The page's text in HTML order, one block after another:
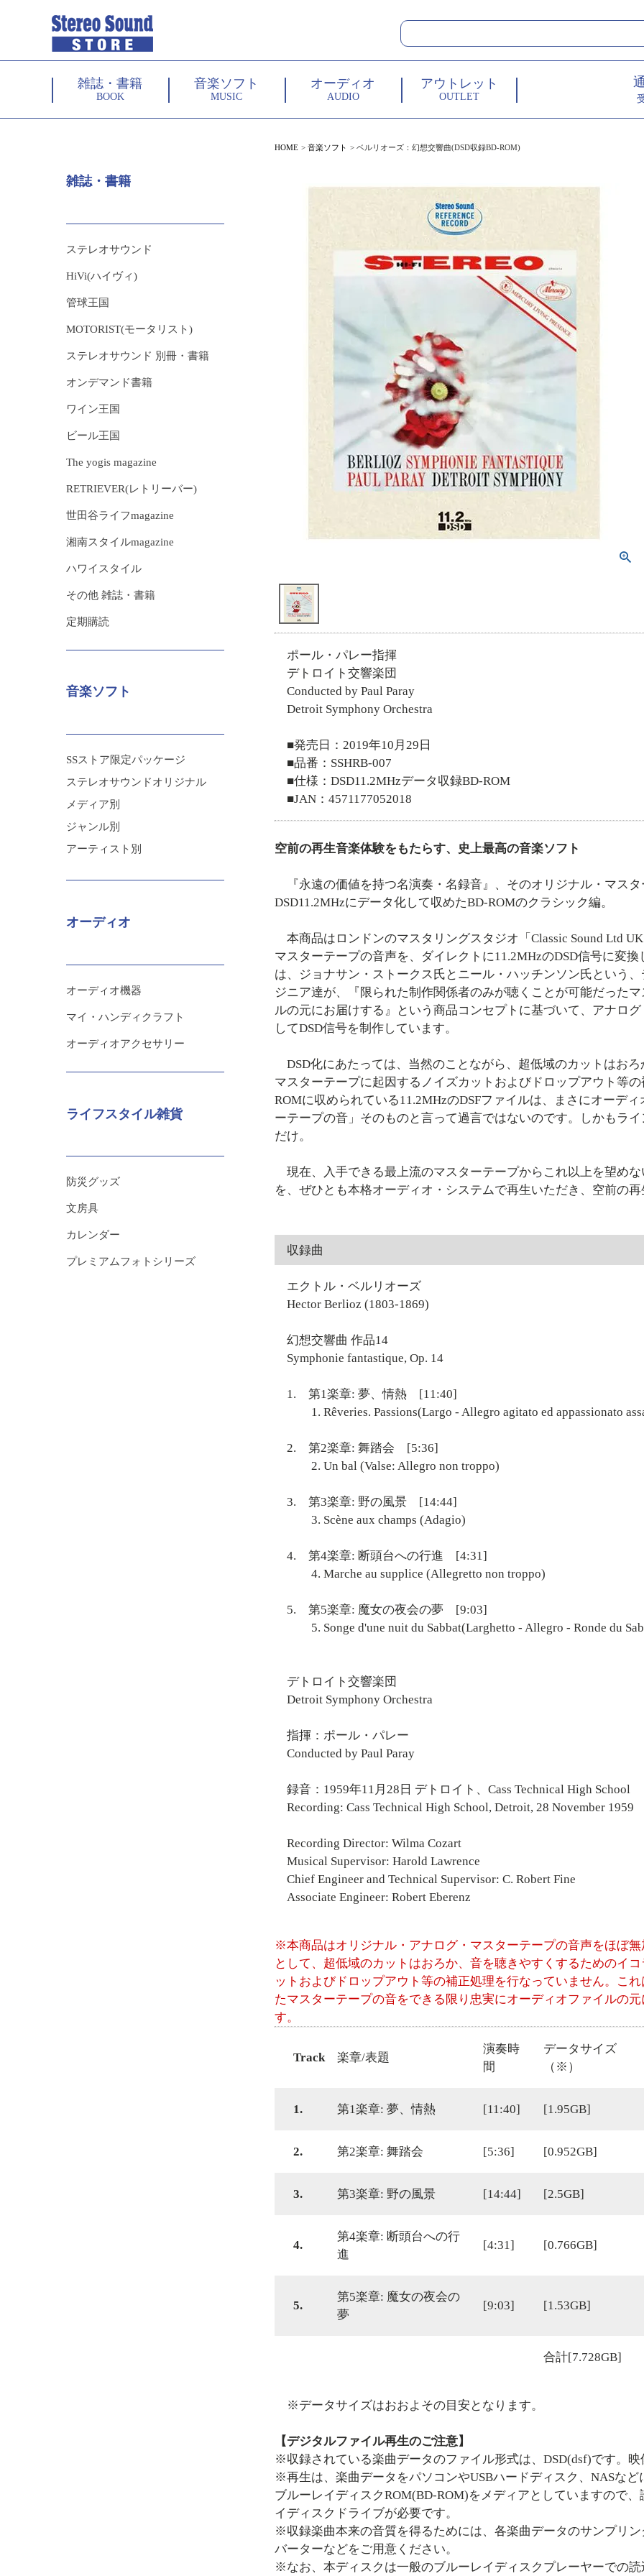
雑誌・書籍
BOOK
音楽ソフト
MUSIC
オーディオ
AUDIO
アウトレット
OUTLET
雑誌・書籍
ステレオサウンド
HiVi(ハイヴィ)
管球王国
MOTORIST(モータリスト)
ステレオサウンド 別冊・書籍
オンデマンド書籍
ワイン王国
ビール王国
The yogis magazine
RETRIEVER(レトリーバー)
世田谷ライフmagazine
湘南スタイルmagazine
ハワイスタイル
その他 雑誌・書籍
定期購読
音楽ソフト
SSストア限定パッケージ
ステレオサウンドオリジナル
メディア別
ジャンル別
アーティスト別
オーディオ
オーディオ機器
マイ・ハンディクラフト
オーディオアクセサリー
ライフスタイル雑貨
防災グッズ
文房具
カレンダー
プレミアムフォトシリーズ
HOME 音楽ソフト ベルリオーズ：幻想交響曲(DSD収録BD-ROM)
ポール・パレー指揮
デトロイト交響楽団
Conducted by Paul Paray
Detroit Symphony Orchestra
■発売日：2019年10月29日
■品番：SSHRB-007
■仕様：DSD11.2MHzデータ収録BD-ROM
■JAN：4571177052018
空前の再生音楽体験をもたらす、史上最高の音楽ソフト
『永遠の価値を持つ名演奏・名録音』、そのオリジナル・マス
DSD11.2MHzにデータ化して収めたBD-ROMのクラシック編。
本商品はロンドンのマスタリングスタジオ「Classic Sound Ltd
マスターテープの音声を、ダイレクトに11.2MHzのDSD信号に変
は、ジョナサン・ストークス氏とニール・ハッチンソン氏という
ジニア達が、『限られた制作関係者のみが聴くことが可能だった
ルの元にお届けする』という商品コンセプトに基づいて、アナロ
してDSD信号を制作しています。
DSD化にあたっては、当然のことながら、超低域のカットはお
マスターテープに起因するノイズカットおよびドロップアウト等
ROMに収められている11.2MHzのDSFファイルは、まさにオーデ
ーテープの音」そのものと言って過言ではないのです。しかもラ
だけ。
現在、入手できる最上流のマスターテープからこれ以上を望め
を、ぜひとも本格オーディオ・システムで再生いただき、空前の
収録曲
エクトル・ベルリオーズ
Hector Berlioz (1803-1869)
幻想交響曲 作品14
Symphonie fantastique, Op. 14
1. 第1楽章: 夢、情熱 [11:40]
1. Rêveries. Passions(Largo - Allegro agitato ed appassionato
2. 第2楽章: 舞踏会 [5:36]
2. Un bal (Valse: Allegro non troppo)
3. 第3楽章: 野の風景 [14:44]
3. Scène aux champs (Adagio)
4. 第4楽章: 断頭台への行進 [4:31]
4. Marche au supplice (Allegretto non troppo)
5. 第5楽章: 魔女の夜会の夢 [9:03]
5. Songe d'une nuit du Sabbat(Larghetto - Allegro - Ronde du
デトロイト交響楽団
Detroit Symphony Orchestra
指揮：ポール・パレー
Conducted by Paul Paray
録音：1959年11月28日 デトロイト、Cass Technical High School
Recording: Cass Technical High School, Detroit, 28 November 1959
Recording Director: Wilma Cozart
Musical Supervisor: Harold Lawrence
Chief Engineer and Technical Supervisor: C. Robert Fine
Associate Engineer: Robert Eberenz
※本商品はオリジナル・アナログ・マスターテープの音声をほぼ
として、超低域のカットはおろか、音を聴きやすくするためのイ
ットおよびドロップアウト等の補正処理を行なっていません。こ
たマスターテープの音をできる限り忠実にオーディオファイルの
す。
Track 楽章/表題
演奏時
間
データサイズ
（※）
1. 第1楽章: 夢、情熱 [11:40] [1.95GB]
2. 第2楽章: 舞踏会 [5:36] [0.952GB]
3. 第3楽章: 野の風景 [14:44] [2.5GB]
4.
第4楽章: 断頭台への行
進
[4:31] [0.766GB]
5.
第5楽章: 魔女の夜会の
夢
[9:03] [1.53GB]
合計[7.728GB]
※データサイズはおおよその目安となります。
【デジタルファイル再生のご注意】
※収録されている楽曲データのファイル形式は、DSD(dsf)です。
※再生は、楽曲データをパソコンやUSBハードディスク、NASな
ブルーレイディスクROM(BD-ROM)をメディアとしていますので
イディスクドライブが必要です。
※収録楽曲本来の音質を得るためには、各楽曲データのサンプリ
バーターなどをご用意ください。
※なお、本ディスクは一般のブルーレイディスクプレーヤーでの